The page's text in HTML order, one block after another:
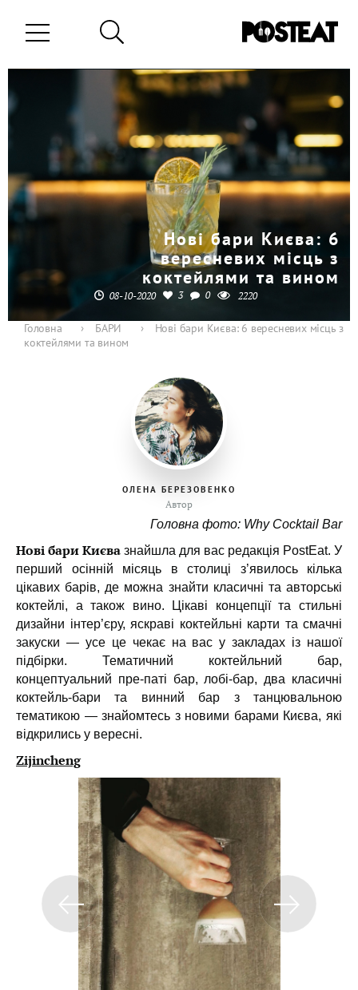
Нові бари Києва: 6
вересневих місць з
коктейлями та вином
08-10-2020 3 0 2220
Головна › БАРИ ›
Нові бари Києва: 6 вересневих місць з
коктейлями та вином
ОЛЕНА БЕРЕЗОВЕНКО
Автор
Головна фото: Why Cocktail Bar
Нові бари Києва знайшла для вас редакція PostEat. У
перший осінній місяць в столиці з’явилось кілька
цікавих барів, де можна знайти класичні та авторські
коктейлі, а також вино. Цікаві концепції та стильні
дизайни інтер’єру, яскраві коктейльні карти та смачні
закуски — усе це чекає на вас у закладах із нашої
підбірки. Тематичний коктейльний бар,
концептуальний пре-паті бар, лобі-бар, два класичні
коктейль-бари та винний бар з танцювальною
тематикою — знайомтесь з новими барами Києва, які
відкрились у вересні.
Zijincheng